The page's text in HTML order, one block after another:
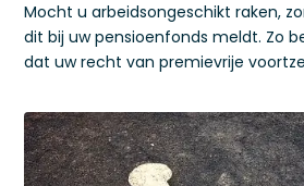
Mocht u arbeidsongeschikt raken,
dit bij uw pensioenfonds meldt. Zo
dat uw recht van premievrije